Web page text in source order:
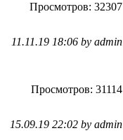
Просмотров: 32307
11.11.19 18:06 by admin
Просмотров: 31114
15.09.19 22:02 by admin